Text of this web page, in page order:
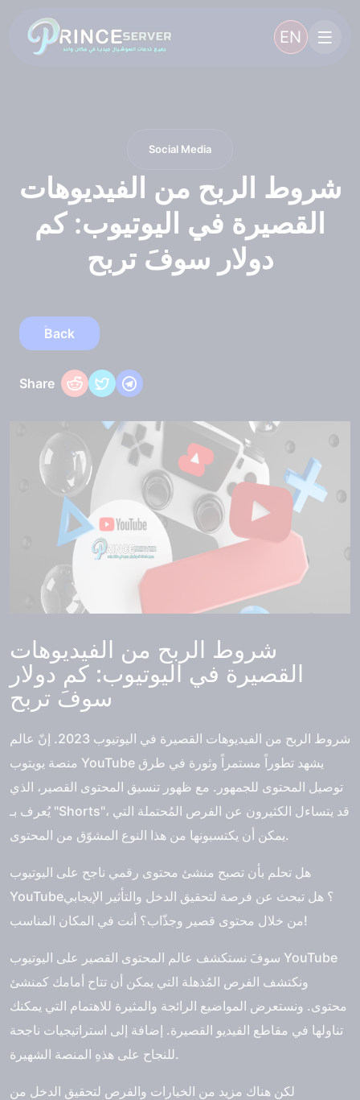
EN
Social Media
شروط الربح من الفيديوهات
القصيرة في اليوتيوب: كم
دولار سوفَ تربح
Back
Share
شروط الربح من الفيديوهات
القصيرة في اليوتيوب: كم دولار
سوفَ تربح
شروط الربح من الفيديوهات القصيرة في اليوتيوب 2023. إنّ عالم
منصة يويتوب YouTube يشهد تطوراً مستمراً وثورة في طرق
توصيل المحتوى للجمهور. مع ظهور تنسيق المحتوى القصير، الذي
يُعرف بـ "Shorts"، قد يتساءل الكثيرون عن الفرص المُحتملة التي
يمكن أن يكتسبونها من هذا النوع المشوّق من المحتوى.
هل تحلم بأن تصبح منشئ محتوى رقمي ناجح على اليوتيوب
YouTube؟ هل تبحث عن فرصة لتحقيق الدخل والتأثير الإيجابي
من خلال محتوى قصير وجذّاب؟ أنت في المكان المناسب!
سوفَ نستكشف عالم المحتوى القصير على اليوتيوب YouTube
ونكتشف الفرص المُذهلة التي يمكن أن تتاح أمامك كمنشئ
محتوى. ونستعرض المواضيع الرائجة والمثيرة للاهتمام التي يمكنك
تناولها في مقاطع الفيديو القصيرة. إضافة إلى استراتيجيات ناجحة
للنجاح على هذهِ المنصة الشهيرة.
لكن هناك مزيد من الخيارات والفرص لتحقيق الدخل من